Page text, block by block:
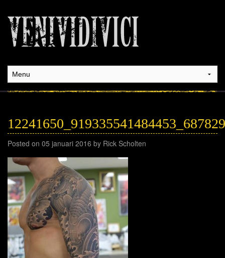
Posted on 05 januari 2016 by Rick Scholten